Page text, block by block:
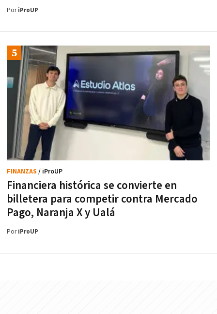
PoriProUP
Financiera histórica se convierte en
billetera para competir contra Mercado
Pago, Naranja X y Ualá
FINANZAS / iProUP
PoriProUP